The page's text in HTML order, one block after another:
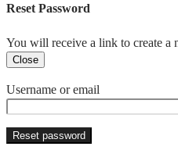
Reset Password
You will receive a link to create a
Close
Username or email
Reset password